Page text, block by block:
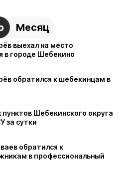
Месяц
выехал на место
в городе Шебекино
обратился к шебекинцам в
пунктов Шебекинского округа
за сутки
обратился к
в профессиональный